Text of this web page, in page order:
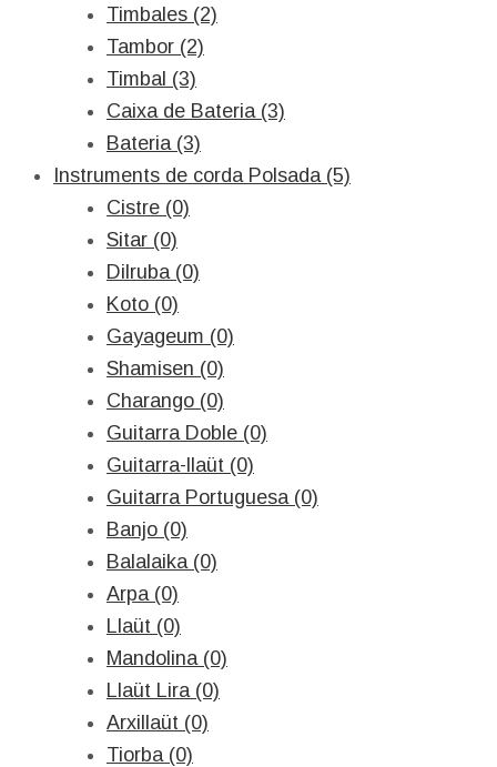
Timbales (2)
Tambor (2)
Timbal (3)
Caixa de Bateria (3)
Bateria (3)
Instruments de corda Polsada (5)
Cistre (0)
Sitar (0)
Dilruba (0)
Koto (0)
Gayageum (0)
Shamisen (0)
Charango (0)
Guitarra Doble (0)
Guitarra-llaüt (0)
Guitarra Portuguesa (0)
Banjo (0)
Balalaika (0)
Arpa (0)
Llaüt (0)
Mandolina (0)
Llaüt Lira (0)
Arxillaüt (0)
Tiorba (0)